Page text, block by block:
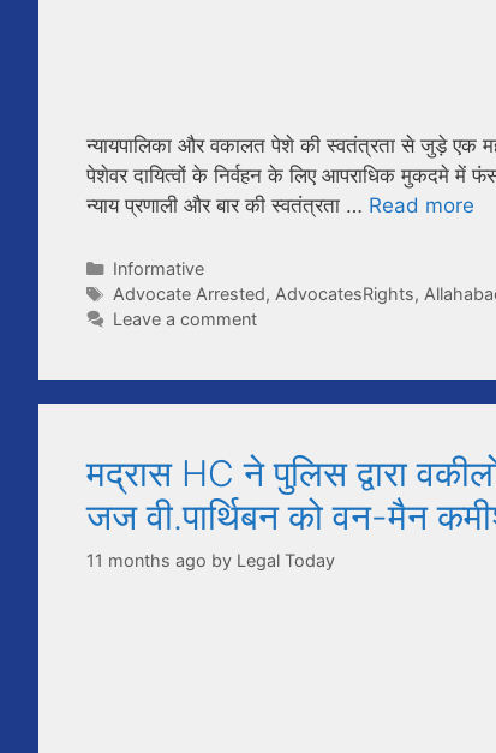
न्यायपालिका और वकालत पेशे की स्वतंत्रता से जुड़े एक
पेशेवर दायित्वों के निर्वहन के लिए आपराधिक मुकदमे में
न्याय प्रणाली और बार की स्वतंत्रता … Read more
Categories
Informative
Tags
Advocate Arrested, AdvocatesRights,
Leave a comment
मद्रास HC ने पुलिस द्वारा
जज वी.पार्थिबन को वन-मैन
11 months ago by Legal Today